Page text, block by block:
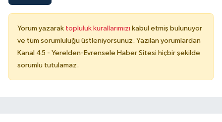
Yorum yazarak topluluk kurallarımızı kabul etmiş bulunuyor
ve tüm sorumluluğu üstleniyorsunuz. Yazılan yorumlardan
Kanal 45 - Yerelden-Evrensele Haber Sitesi hiçbir şekilde
sorumlu tutulamaz.